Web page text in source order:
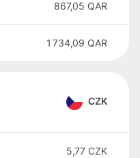
867,05 QAR
1 734,09 QAR
CZK
5,77 CZK